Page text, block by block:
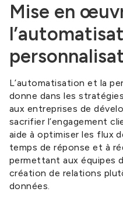
Mise en
L’automatisation et la
donne dans les
aux entreprises de
sacrifier l’engagement
aide à optimiser les flux
temps de réponse et à
permettant aux équipes
création de relations
données.